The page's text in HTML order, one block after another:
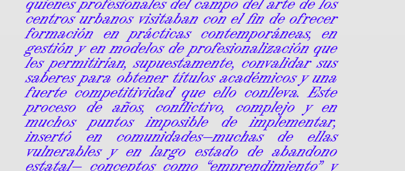
centros urbanos visitaban con el fin de ofrecer
formación en prácticas contemporáneas, en
gestión y en modelos de profesionalización que
les permitirían, supuestamente, convalidar sus
saberes para obtener títulos académicos y una
fuerte competitividad que ello conlleva. Este
proceso de años, conflictivo, complejo y en
muchos puntos imposible de implementar,
insertó en comunidades—muchas de ellas
vulnerables y en largo estado de abandono
estatal— conceptos como “emprendimiento” y